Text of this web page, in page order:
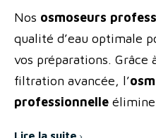
Nos osmoseurs
qualité d’eau optimale
vos préparations. Grâce
filtration avancée, l’
professionnelleélimine
Lire la suite